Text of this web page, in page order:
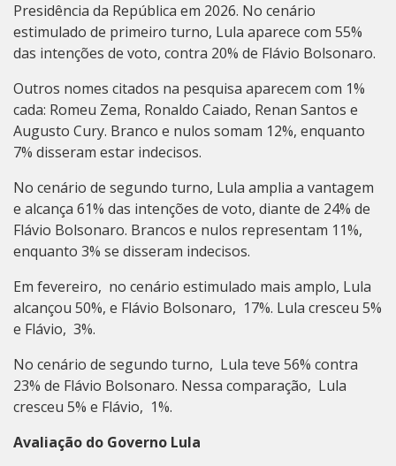
Presidência da República em 2026. No cenário
estimulado de primeiro turno, Lula aparece com 55%
das intenções de voto, contra 20% de Flávio Bolsonaro.
Outros nomes citados na pesquisa aparecem com 1%
cada: Romeu Zema, Ronaldo Caiado, Renan Santos e
Augusto Cury. Branco e nulos somam 12%, enquanto
7% disseram estar indecisos.
No cenário de segundo turno, Lula amplia a vantagem
e alcança 61% das intenções de voto, diante de 24% de
Flávio Bolsonaro. Brancos e nulos representam 11%,
enquanto 3% se disseram indecisos.
Em fevereiro, no cenário estimulado mais amplo, Lula
alcançou 50%, e Flávio Bolsonaro, 17%. Lula cresceu 5%
e Flávio, 3%.
No cenário de segundo turno, Lula teve 56% contra
23% de Flávio Bolsonaro. Nessa comparação, Lula
cresceu 5% e Flávio, 1%.
Avaliação do Governo Lula